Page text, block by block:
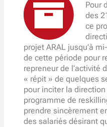
Pour
des
ce
projet ARAL jusqu’à
de cette période pour
repreneur de l’activité
« répit » de quelques
pour inciter la
programme de
prendre sincèrement
des salariés désirant